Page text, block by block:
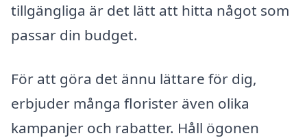
tillgängliga är det lätt att hitta något som
passar din budget.
För att göra det ännu lättare för dig,
erbjuder många florister även olika
kampanjer och rabatter. Håll ögonen